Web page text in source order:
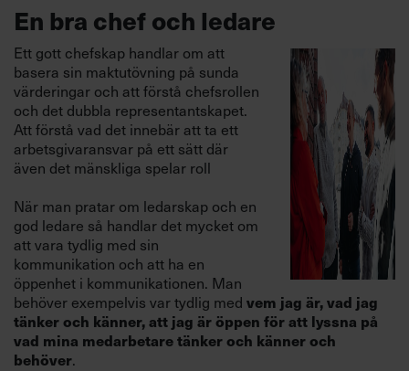
En bra chef och ledare
Ett gott chefskap handlar om att
basera sin maktutövning på sunda
värderingar och att förstå chefsrollen
och det dubbla representantskapet.
Att förstå vad det innebär att ta ett
arbetsgivaransvar på ett sätt där
även det mänskliga spelar roll
När man pratar om ledarskap och en
god ledare så handlar det mycket om
att vara tydlig med sin
kommunikation och att ha en
öppenhet i kommunikationen. Man
behöver exempelvis var tydlig med vem jag är, vad jag
tänker och känner, att jag är öppen för att lyssna på
vad mina medarbetare tänker och känner och
behöver.